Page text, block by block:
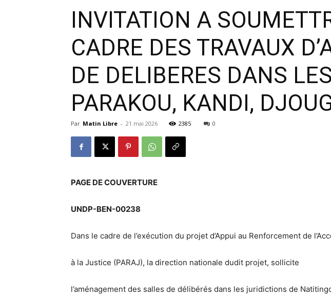
INVITATION A
CADRE DES TRAVAUX
DE DELIBERES DANS
PARAKOU, KANDI,
Par Matin Libre - 21 mai 2026 2385 0
PAGE DE COUVERTURE
UNDP-BEN-00238
Dans le cadre de l’exécution du projet d’Appui au Renforcement de
à la Justice (PARAJ), la direction nationale dudit projet, sollicite
l’aménagement des salles de délibérés dans les juridictions de